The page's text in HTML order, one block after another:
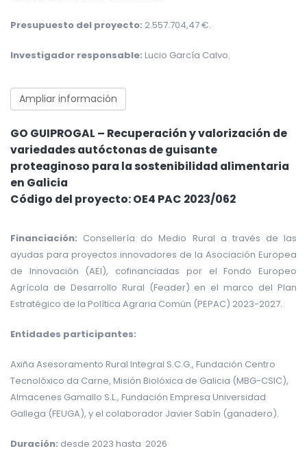
Presupuesto del proyecto: 2.557.704,47 €.
Investigador responsable: Lucio García Calvo.
Ampliar información
GO GUIPROGAL – Recuperación y valorización de
variedades autóctonas de guisante
proteaginoso para la sostenibilidad alimentaria
en Galicia
Código del proyecto: OE4 PAC 2023/062
Financiación: Consellería do Medio Rural a través de las
ayudas para proyectos innovadores de la Asociación Europea
de Innovación (AEI), cofinanciadas por el Fondo Europeo
Agrícola de Desarrollo Rural (Feader) en el marco del Plan
Estratégico de la Política Agraria Común (PEPAC) 2023-2027.
Entidades participantes:
Axiña Asesoramento Rural Integral S.C.G., Fundación Centro
Tecnolóxico da Carne, Misión Biolóxica de Galicia (MBG-CSIC),
Almacenes Gamallo S.L., Fundación Empresa Universidad
Gallega (FEUGA), y el colaborador Javier Sabín (ganadero).
Duración: desde 2023 hasta 2026